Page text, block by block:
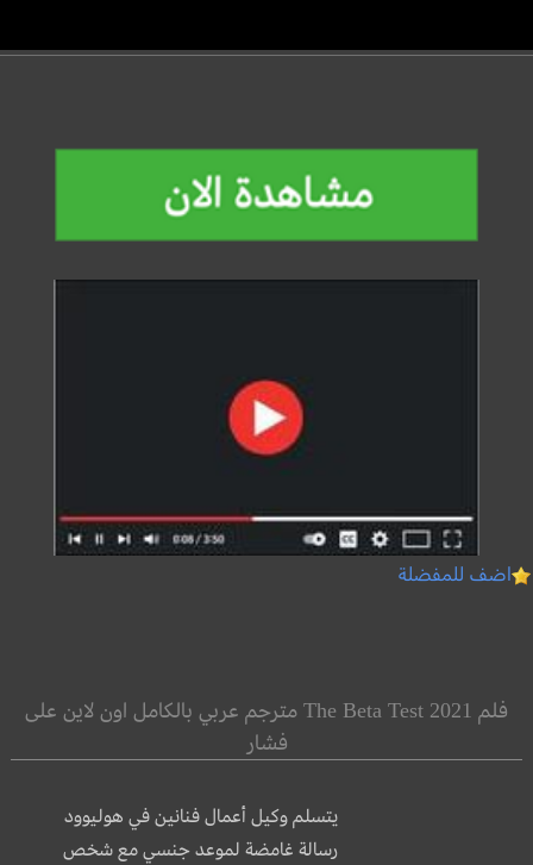
اضف للمفضلة
فلم The Beta Test 2021 مترجم عربي بالكامل اون لاين على
فشار
يتسلم وكيل أعمال فنانين في هوليوود
رسالة غامضة لموعد جنسي مع شخص